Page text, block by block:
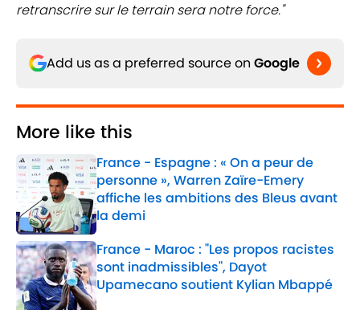
retranscrire sur le terrain sera notre force."
Add us as a preferred source on Google
More like this
France - Espagne : « On a peur de
personne », Warren Zaïre-Emery
affiche les ambitions des Bleus avant
la demi
Published by on Invalid Date
France - Maroc : "Les propos racistes
sont inadmissibles", Dayot
Upamecano soutient Kylian Mbappé
Published by on Invalid Date